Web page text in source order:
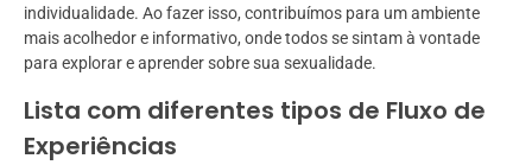
individualidade. Ao fazer isso, contribuímos para um ambiente
mais acolhedor e informativo, onde todos se sintam à vontade
para explorar e aprender sobre sua sexualidade.
Lista com diferentes tipos de Fluxo de
Experiências